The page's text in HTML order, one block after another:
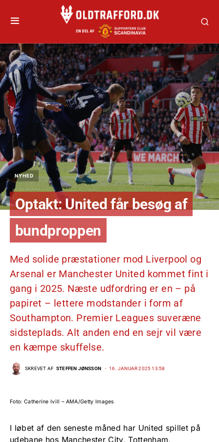
NYHED
Optakt: United får besøg af
bundproppen
Med solide præstationer mod Liverpool og
Arsenal er Manchester United kommet fint i
gang i 2025. Næste udfordring er en – på
papiret – lettere modstander i form af
Southampton. Premier Leagues suveræne
sidsteplads. Alt anden end en sejr vil være
en kæmpe skuffelse.
SKREVET AF STEFFEN JØNSSON 16. JANUAR 2025 13:58
Foto: Catherine Ivill – AMA/Getty Images
I løbet af den seneste måned har United spillet på
udebane hos Manchester City, Tottenham,